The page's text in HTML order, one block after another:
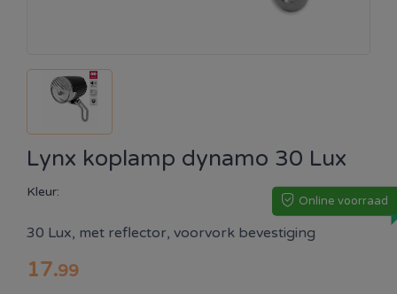
Lynx koplamp dynamo 30 Lux
Kleur:
Online voorraad
30 Lux, met reflector, voorvork bevestiging
17.99